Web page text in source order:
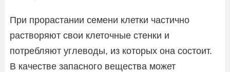
При прорастании семени клетки частично
растворяют свои клеточные стенки и
потребляют углеводы, из которых она состоит.
В качестве запасного вещества может